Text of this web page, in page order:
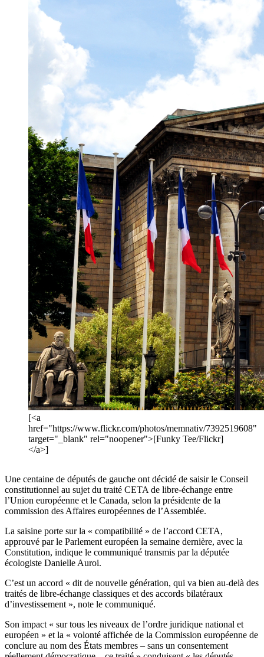
[<a
href="https://www.flickr.com/photos/memnativ/7392519608"
target="_blank" rel="noopener">[Funky Tee/Flickr]
</a>]
Une centaine de députés de gauche ont décidé de saisir le Conseil
constitutionnel au sujet du traité CETA de libre-échange entre
l’Union européenne et le Canada, selon la présidente de la
commission des Affaires européennes de l’Assemblée.
La saisine porte sur la « compatibilité » de l’accord CETA,
approuvé par le Parlement européen la semaine dernière, avec la
Constitution, indique le communiqué transmis par la députée
écologiste Danielle Auroi.
C’est un accord « dit de nouvelle génération, qui va bien au-delà des
traités de libre-échange classiques et des accords bilatéraux
d’investissement », note le communiqué.
Son impact « sur tous les niveaux de l’ordre juridique national et
européen » et la « volonté affichée de la Commission européenne de
conclure au nom des États membres – sans un consentement